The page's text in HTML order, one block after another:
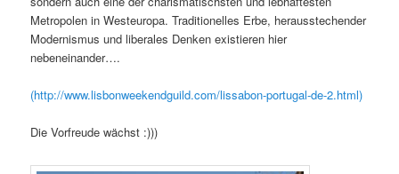
Metropolen in Westeuropa. Traditionelles Erbe, herausstechender
Modernismus und liberales Denken existieren hier
nebeneinander….
(http://www.lisbonweekendguild.com/lissabon-portugal-de-2.html)
Die Vorfreude wächst :)))